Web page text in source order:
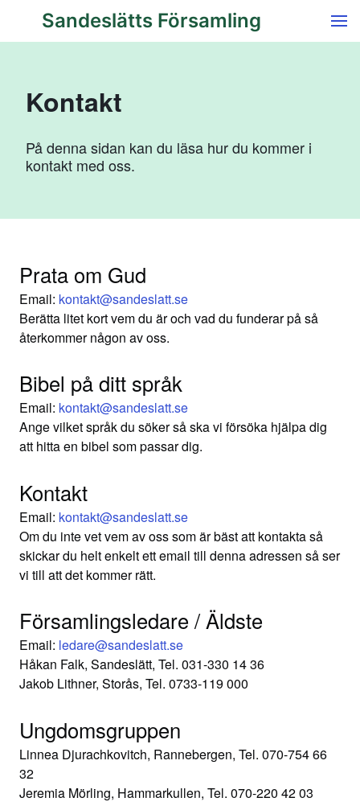
Sandeslätts Församling
Kontakt
På denna sidan kan du läsa hur du kommer i
kontakt med oss.
Prata om Gud
Email: kontakt@sandeslatt.se
Berätta litet kort vem du är och vad du funderar på så
återkommer någon av oss.
Bibel på ditt språk
Email: kontakt@sandeslatt.se
Ange vilket språk du söker så ska vi försöka hjälpa dig
att hitta en bibel som passar dig.
Kontakt
Email: kontakt@sandeslatt.se
Om du inte vet vem av oss som är bäst att kontakta så
skickar du helt enkelt ett email till denna adressen så ser
vi till att det kommer rätt.
Församlingsledare / Äldste
Email: ledare@sandeslatt.se
Håkan Falk, Sandeslätt, Tel. 031-330 14 36
Jakob Lithner, Storås, Tel. 0733-119 000
Ungdomsgruppen
Linnea Djurachkovitch, Rannebergen, Tel. 070-754 66
32
Jeremia Mörling, Hammarkullen, Tel. 070-220 42 03